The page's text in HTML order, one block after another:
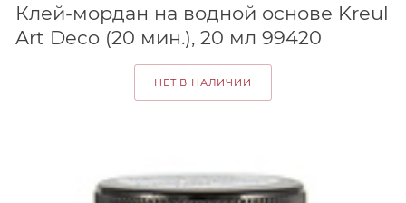
Клей-мордан на водной основе Kreul
Art Deco (20 мин.), 20 мл 99420
НЕТ В НАЛИЧИИ